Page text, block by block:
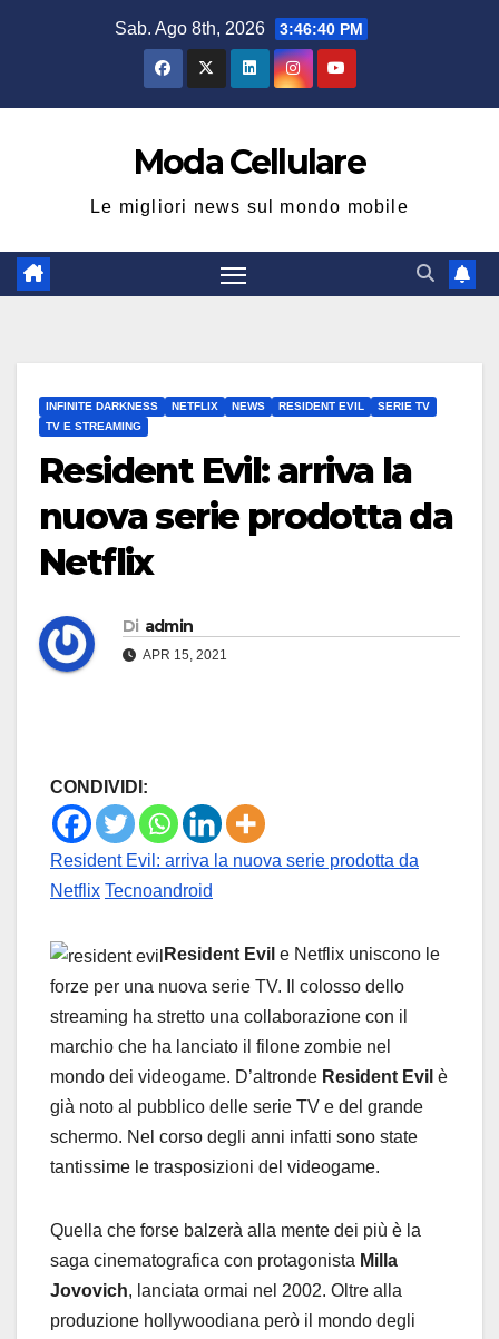
Sab. Ago 8th, 2026 3:46:40 PM
Moda Cellulare
Le migliori news sul mondo mobile
INFINITE DARKNESS NETFLIX NEWS RESIDENT EVIL
SERIE TV
TV E STREAMING
Resident Evil: arriva la
nuova serie prodotta da
Netflix
Di admin
APR 15, 2021
CONDIVIDI:
Resident Evil: arriva la nuova serie prodotta da
Netflix Tecnoandroid
Resident Evil e Netflix uniscono le
forze per una nuova serie TV. Il colosso dello
streaming ha stretto una collaborazione con il
marchio che ha lanciato il filone zombie nel
mondo dei videogame. D’altronde Resident Evil è
già noto al pubblico delle serie TV e del grande
schermo. Nel corso degli anni infatti sono state
tantissime le trasposizioni del videogame.
Quella che forse balzerà alla mente dei più è la
saga cinematografica con protagonista Milla
Jovovich, lanciata ormai nel 2002. Oltre alla
produzione hollywoodiana però il mondo degli